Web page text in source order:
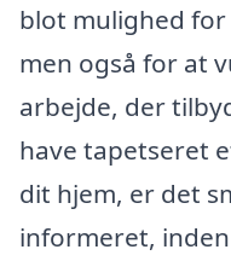
blot mulighed for
men også for at
arbejde, der
have tapetseret
dit hjem, er det
informeret,